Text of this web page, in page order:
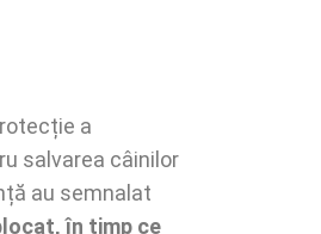
a
salvarea câinilor
au semnalat
în timp ce